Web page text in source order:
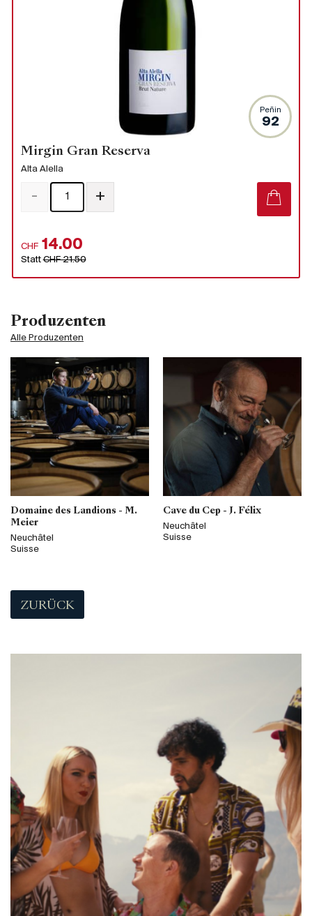
Produzenten
Alle Produzenten
Domaine des Landions - M.
Meier
Neuchâtel
Suisse
Cave du Cep - J. Félix
Neuchâtel
Suisse
ZURÜCK
Peñin
92
Mirgin Gran Reserva
Alta Alella
CHF 14.00
StattCHF 21.50
- +